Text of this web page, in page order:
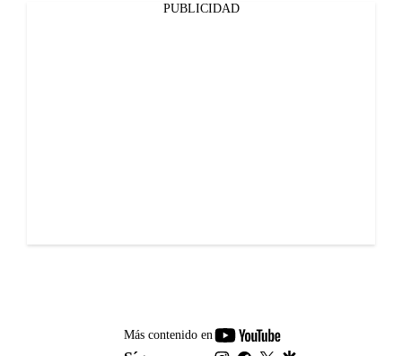
PUBLICIDAD
Más contenido en
youtube-
footer